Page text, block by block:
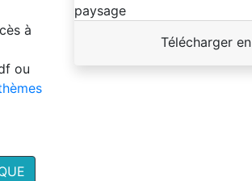
à
ou
Télécharger en